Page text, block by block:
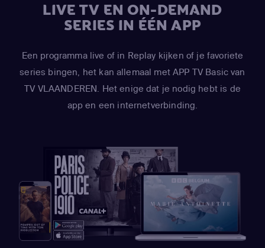
LIVE TV EN ON-DEMAND
SERIES IN ÉÉN APP
Een programma live of in Replay kijken of je favoriete
series bingen, het kan allemaal met APP TV Basic van
TV VLAANDEREN. Het enige dat je nodig hebt is de
app en een internetverbinding.